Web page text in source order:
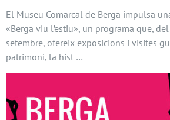
El Museu Comarcal de Berga impulsa
«Berga viu l’estiu», un programa que,
setembre, ofereix exposicions i visites
patrimoni, la hist …